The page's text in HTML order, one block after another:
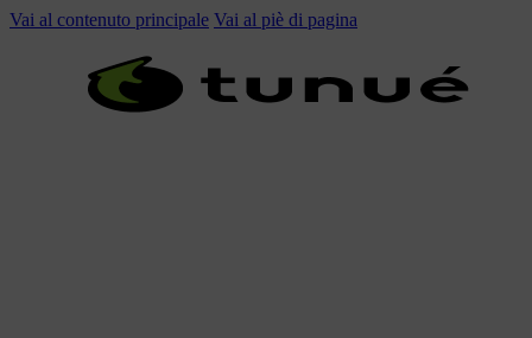
Vai al contenuto principale Vai al piè di pagina